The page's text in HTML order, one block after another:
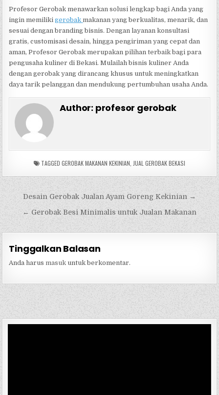
Profesor Gerobak menawarkan solusi lengkap bagi Anda yang
ingin memilikigerobakmakanan yang berkualitas, menarik, dan
sesuai dengan branding bisnis. Dengan layanan konsultasi
gratis, customisasi desain, hingga pengiriman yang cepat dan
aman, Profesor Gerobak merupakan pilihan terbaik bagi para
pengusaha kuliner di Bekasi. Mulailah bisnis kuliner Anda
dengan gerobak yang dirancang khusus untuk meningkatkan
daya tarik pelanggan dan mendukung pertumbuhan usaha Anda.
Author: profesor gerobak
TAGGED GEROBAK MAKANAN KEKINIAN JUAL GEROBAK BEKASI
Navigasi
pos
Desain Gerobak Jualan Ayam Goreng Kekinian →
← Gerobak Besi Minimalis untuk Jualan Makanan
Tinggalkan Balasan
Anda harus masuk untuk berkomentar.